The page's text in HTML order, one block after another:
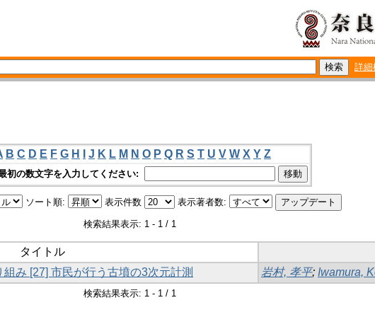
詳細
B C D E F G H J K L M N O P Q R S T U V W X Y Z
初の数文字を入力してください:
ソート順: 表示件数 表示著者数:
検索結果表示: 1 - 1 / 1
タイトル
み [27] 市民が行う古墳の3次元計測 岩村, 孝平; Iwamura,
検索結果表示: 1 - 1 / 1